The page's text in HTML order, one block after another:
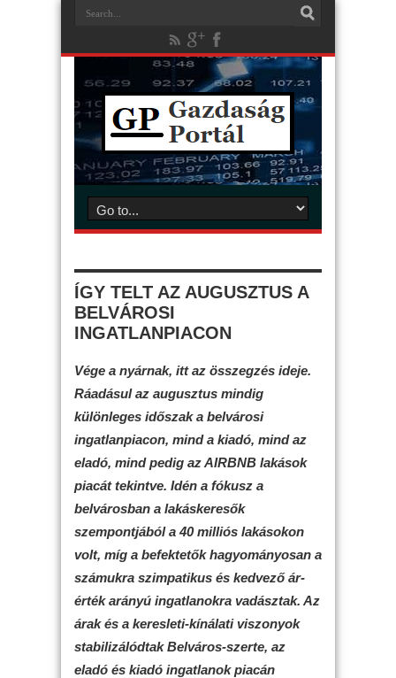
ÍGY TELT AZ AUGUSZTUS A
BELVÁROSI
INGATLANPIACON
Vége a nyárnak, itt az összegzés ideje.
Ráadásul az augusztus mindig
különleges időszak a belvárosi
ingatlanpiacon, mind a kiadó, mind az
eladó, mind pedig az AIRBNB lakások
piacát tekintve. Idén a fókusz a
belvárosban a lakáskeresők
szempontjából a 40 milliós lakásokon
volt, míg a befektetők hagyományosan a
számukra szimpatikus és kedvező ár-
érték arányú ingatlanokra vadásztak. Az
árak és a keresleti-kínálati viszonyok
stabilizálódtak Belváros-szerte, az
eladó és kiadó ingatlanok piacán